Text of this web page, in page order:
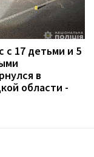
с 17 детьми и 5
в
области -